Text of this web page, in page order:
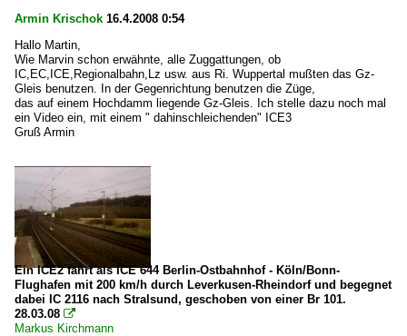
Armin Krischok 16.4.2008 0:54
Hallo Martin,
Wie Marvin schon erwähnte, alle Zuggattungen, ob
IC,EC,ICE,Regionalbahn,Lz usw. aus Ri. Wuppertal mußten das Gz-
Gleis benutzen. In der Gegenrichtung benutzen die Züge,
das auf einem Hochdamm liegende Gz-Gleis. Ich stelle dazu noch mal
ein Video ein, mit einem " dahinschleichenden" ICE3
Gruß Armin
Ein ICE2 fährt als ICE 644 Berlin-Ostbahnhof - Köln/Bonn-
Flughafen mit 200 km/h durch Leverkusen-Rheindorf und begegnet
dabei IC 2116 nach Stralsund, geschoben von einer Br 101.
28.03.08 
Markus Kirchmann